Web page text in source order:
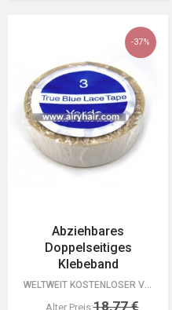
-37%
Abziehbares
Doppelseitiges
Klebeband
WELTWEIT KOSTENLOSER VERSAND. 30 TAGE GELD-ZURÜCK-GARANTIE. DU HAST NICHTS ZU…
Alter Preis:18,77 €